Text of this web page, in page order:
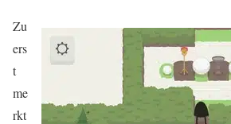
Zu
ers
t
me
rkt